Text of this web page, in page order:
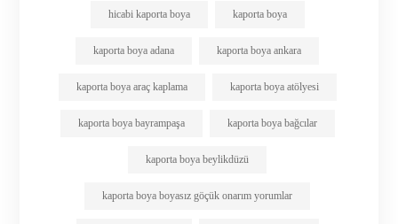
hicabi kaporta boya kaporta boya
kaporta boya adana kaporta boya ankara
kaporta boya araç kaplama kaporta boya atölyesi
kaporta boya bayrampaşa kaporta boya bağcılar
kaporta boya beylikdüzü
kaporta boya boyasız göçük onarım yorumlar